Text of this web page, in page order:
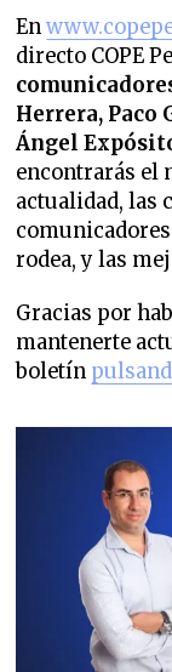
En
directo COPE
Herrera, Paco
Ángel
encontrarás el
actualidad, las
rodea, y las
Gracias por
mantenerte
boletín